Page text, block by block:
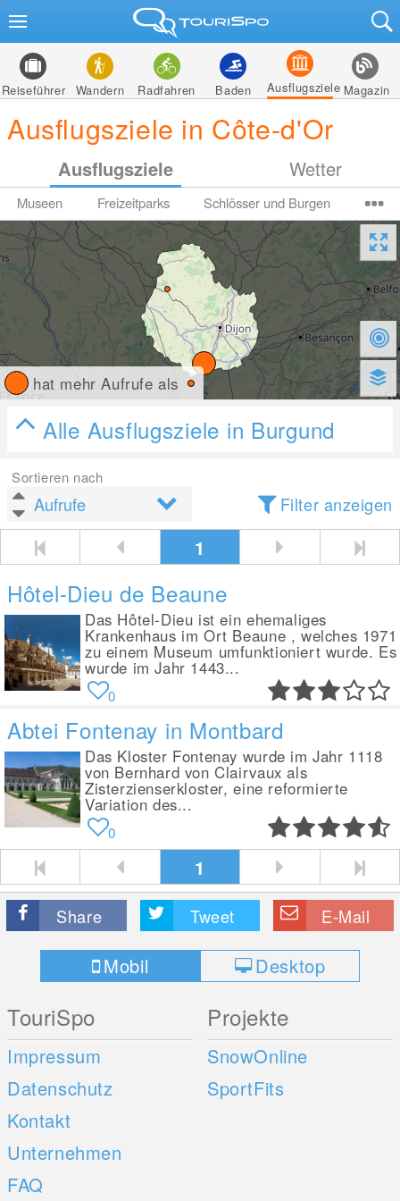
Reiseführer Wandern Radfahren Baden Ausflugsziele Magazin
Ausflugsziele in Côte-d'Or
Ausflugsziele Wetter
Museen Freizeitparks Schlösser und Burgen
hat mehr Aufrufe als
Alle Ausflugsziele in Burgund
Sortieren nach
Filter anzeigen
1
Hôtel-Dieu de Beaune
Das Hôtel-Dieu ist ein ehemaliges
Krankenhaus im Ort Beaune , welches 1971
zu einem Museum umfunktioniert wurde. Es
wurde im Jahr 1443...
0
Abtei Fontenay in Montbard
Das Kloster Fontenay wurde im Jahr 1118
von Bernhard von Clairvaux als
Zisterzienserkloster, eine reformierte
Variation des...
0
1
Share Tweet E-Mail
Mobil Desktop
TouriSpo
Impressum
Datenschutz
Kontakt
Unternehmen
FAQ
Projekte
SnowOnline
SportFits